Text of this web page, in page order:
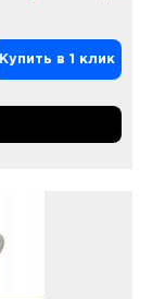
Купить в 1 клик